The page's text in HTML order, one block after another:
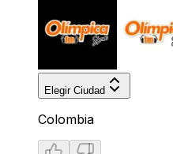
Elegir Ciudad
Colombia